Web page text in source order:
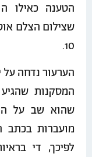
הטענה כאילו
שצילום הצלם
10.
הערעור נדחה על
המסקנות
שהוא שב על
מועברות בכתב
לפיכך, די